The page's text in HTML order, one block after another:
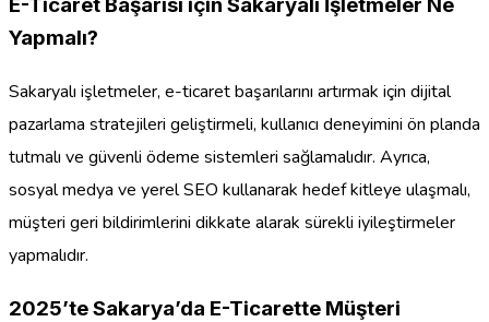
E-Ticaret Başarısı için Sakaryalı İşletmeler Ne
Yapmalı?
Sakaryalı işletmeler, e-ticaret başarılarını artırmak için dijital
pazarlama stratejileri geliştirmeli, kullanıcı deneyimini ön planda
tutmalı ve güvenli ödeme sistemleri sağlamalıdır. Ayrıca,
sosyal medya ve yerel SEO kullanarak hedef kitleye ulaşmalı,
müşteri geri bildirimlerini dikkate alarak sürekli iyileştirmeler
yapmalıdır.
2025’te Sakarya’da E-Ticarette Müşteri